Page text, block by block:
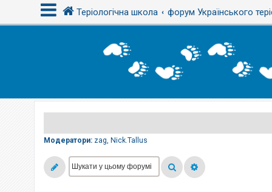
Теріологічна школа форум Українського
Модератори: zag, Nick.Tallus